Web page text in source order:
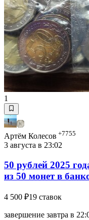
1
Артём Колесов +7755
3 августа в 23:02
50 рублей 2025
из 50 монет в
4 500 ₽19 ставок
завершение завтра в